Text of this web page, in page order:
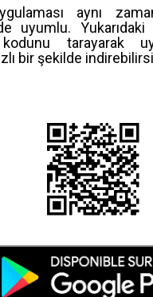
aynı
uyumlu. Yukarıdaki
tarayarak
bir şekilde